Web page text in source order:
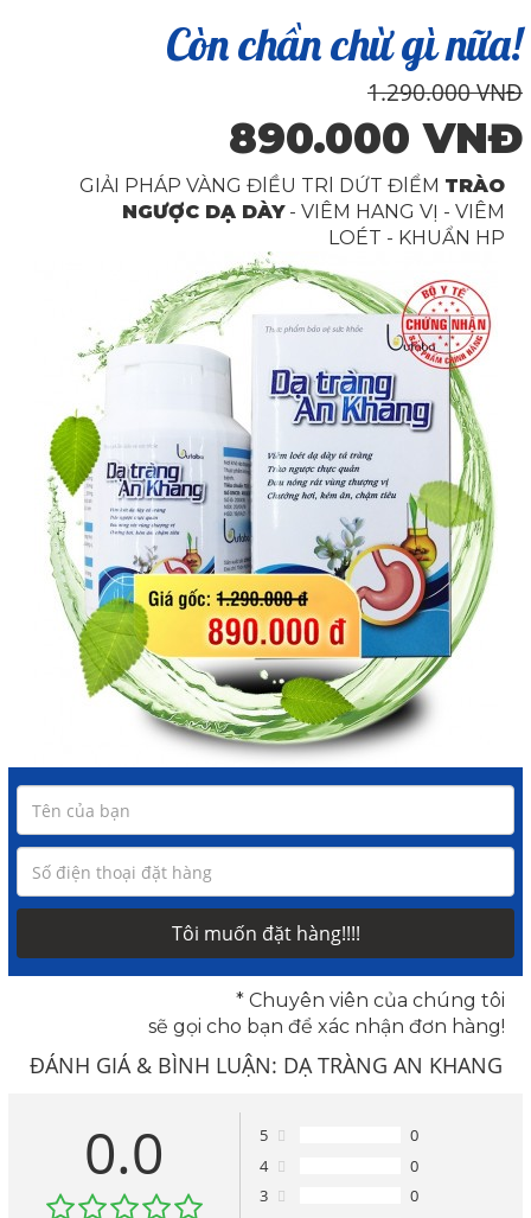
Còn chần chừ gì nữa!
1.290.000 VNĐ
890.000 VNĐ
GIẢI PHÁP VÀNG ĐlỀU TRl DỨT ĐlỂM TRÀO
NGƯỢC DẠ DÀY- VIÊM HANG VỊ - VIÊM
LOÉT - KHUẨN HP
Tôi muốn đặt hàng!!!!
* Chuyên viên của chúng tôi
sẽ gọi cho bạn để xác nhận đơn hàng!
ĐÁNH GIÁ & BÌNH LUẬN: DẠ TRÀNG AN KHANG
GIẢI PHÁP VÀNG CHO DẠ DÀY TÁ TRÀNG
0.0 5
0
4
0
3
0